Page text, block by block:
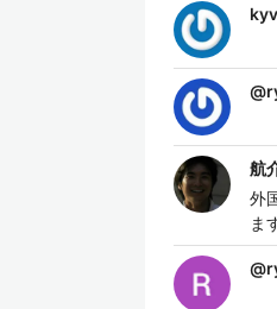
@
航
外
ま
@